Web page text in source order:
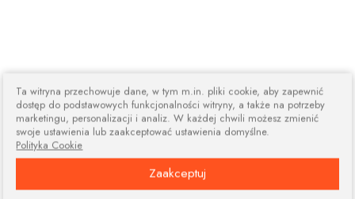
Ta witryna przechowuje dane, w tym m.in. pliki cookie, aby zapewnić
dostęp do podstawowych funkcjonalności witryny, a także na potrzeby
marketingu, personalizacji i analiz. W każdej chwili możesz zmienić
swoje ustawienia lub zaakceptować ustawienia domyślne.
Polityka Cookie
Zaakceptuj